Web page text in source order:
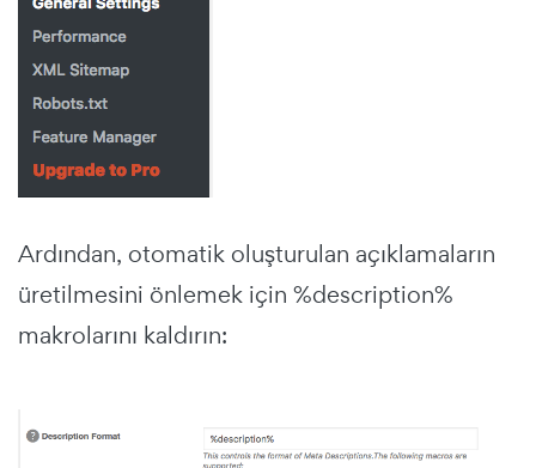
Ardından, otomatik oluşturulan açıklamaların
üretilmesini önlemek için %description%
makrolarını kaldırın: